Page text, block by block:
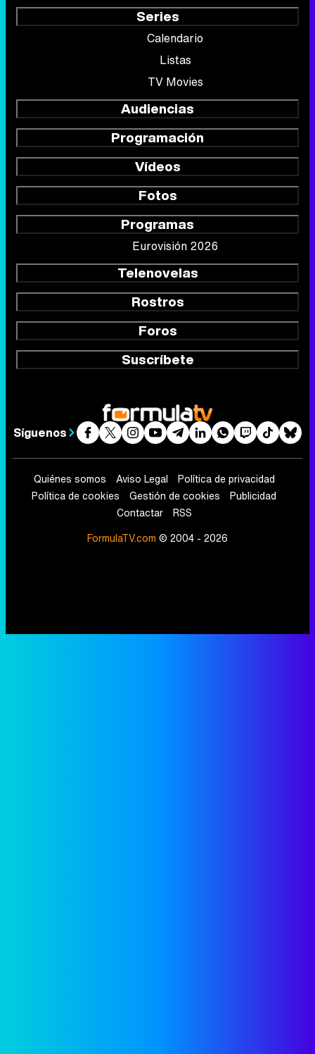
Series
Calendario
Listas
TV Movies
Audiencias
Programación
Vídeos
Fotos
Programas
Eurovisión 2026
Telenovelas
Rostros
Foros
Suscríbete
Síguenos
Quiénes somos Aviso Legal
Política de privacidad
Política de cookies
Gestión de cookies
Publicidad
Contactar
RSS
FormulaTV.com © 2004 - 2026